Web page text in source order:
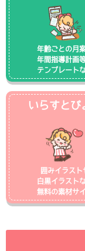
年齢ごとの月案
年間指導計画
テンプレート
いらすとび
囲みイラスト
白黒イラスト
無料の素材サ